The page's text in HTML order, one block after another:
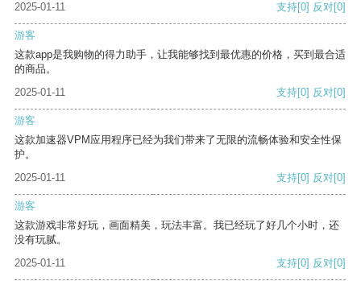
2025-01-11
支持[0] 反对[0]
游客
这款app是我购物的得力助手，让我能够找到最优惠的价格，买到最合适
的商品。
2025-01-11
支持[0] 反对[0]
游客
这款加速器VPM应用程序已经为我们带来了无限的流畅体验和安全性保
护。
2025-01-11
支持[0] 反对[0]
游客
这款游戏非常好玩，画面精美，玩法丰富。我已经玩了好几个小时，还
没有玩腻。
2025-01-11
支持[0] 反对[0]